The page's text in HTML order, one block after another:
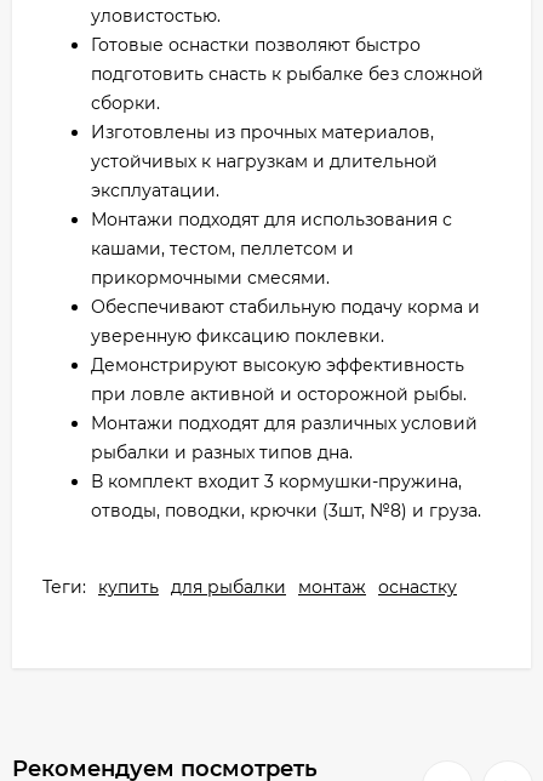
уловистостью.
Готовые оснастки позволяют быстро
подготовить снасть к рыбалке без сложной
сборки.
Изготовлены из прочных материалов,
устойчивых к нагрузкам и длительной
эксплуатации.
Монтажи подходят для использования с
кашами, тестом, пеллетсом и
прикормочными смесями.
Обеспечивают стабильную подачу корма и
уверенную фиксацию поклевки.
Демонстрируют высокую эффективность
при ловле активной и осторожной рыбы.
Монтажи подходят для различных условий
рыбалки и разных типов дна.
В комплект входит 3 кормушки-пружина,
отводы, поводки, крючки (3шт, №8) и груза.
Теги: купить для рыбалки монтаж оснастку
Рекомендуем посмотреть